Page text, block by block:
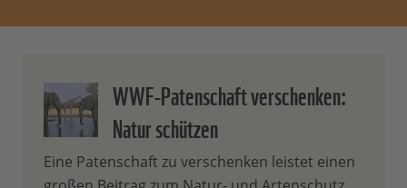
Patenschaft.
Wie viel von meinem
Patenbeitrag wird direkt für
WWF-Patenschaft verschenken:
Natur schützen
Eine Patenschaft zu verschenken leistet einen